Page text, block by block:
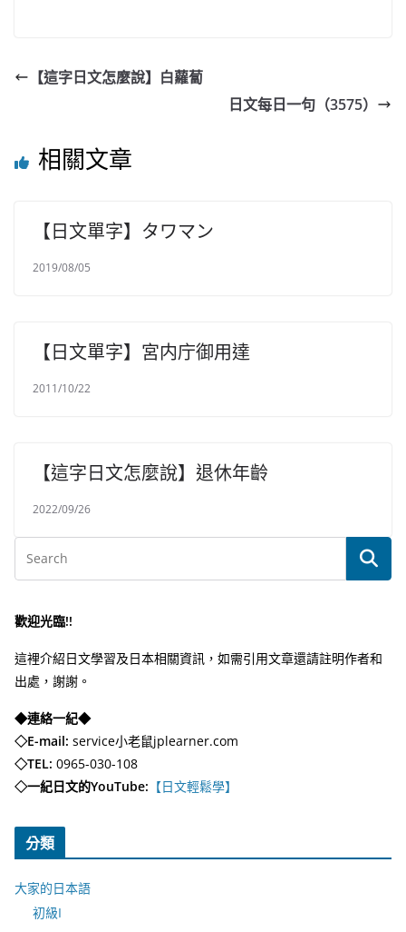
【這字日文怎麼說】白蘿蔔
日文每日一句（3575）
相關文章
【日文單字】タワマン
2019/08/05
【日文單字】宮内庁御用達
2011/10/22
【這字日文怎麼說】退休年齡
2022/09/26
歡迎光臨!!
這裡介紹日文學習及日本相關資訊，如需引用文章還請註明作者和
出處，謝謝。
◆連絡一紀◆
◇E-mail: service小老鼠jplearner.com
◇TEL: 0965-030-108
◇一紀日文的YouTube: 【日文輕鬆學】
分類
大家的日本語
初級I